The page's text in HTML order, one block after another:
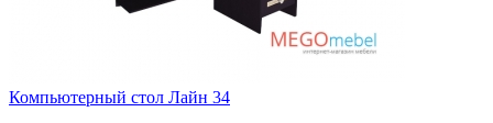
Компьютерный стол Лайн 34